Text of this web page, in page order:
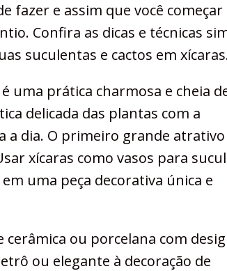
fazer e assim que você
Confira as dicas e técnicas
suculentas e cactos em
uma prática charmosa e cheia
delicada das plantas com a
a dia. O primeiro grande atrativo
xícaras como vasos para
uma peça decorativa única e
cerâmica ou porcelana com
ou elegante à decoração de